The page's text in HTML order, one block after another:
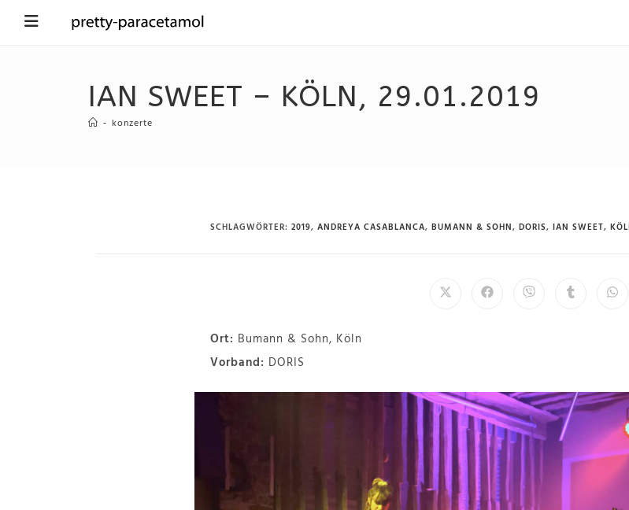
IAN SWEET – KÖLN, 29.01.2019
- konzerte
SCHLAGWÖRTER: 2019, ANDREYA CASABLANCA, BUMANN & SOHN, DORIS, IAN SWEET,
Ort: Bumann & Sohn, Köln
Vorband: DORIS